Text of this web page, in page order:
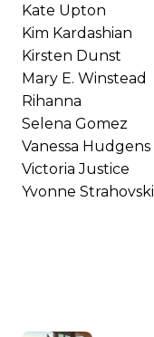
Kate Upton
Kim Kardashian
Kirsten Dunst
Mary E. Winstead
Rihanna
Selena Gomez
Vanessa Hudgens
Victoria Justice
Yvonne Strahovski